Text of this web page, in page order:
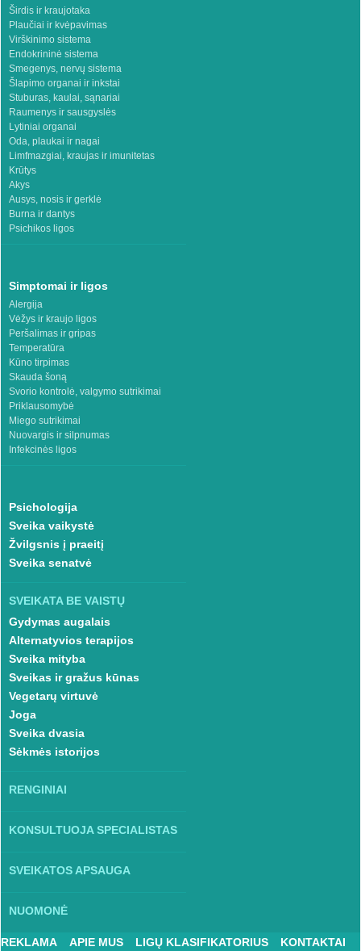
Širdis ir kraujotaka
Plaučiai ir kvėpavimas
Virškinimo sistema
Endokrininė sistema
Smegenys, nervų sistema
Šlapimo organai ir inkstai
Stuburas, kaulai, sąnariai
Raumenys ir sausgyslės
Lytiniai organai
Oda, plaukai ir nagai
Limfmazgiai, kraujas ir imunitetas
Krūtys
Akys
Ausys, nosis ir gerklė
Burna ir dantys
Psichikos ligos
Simptomai ir ligos
Alergija
Vėžys ir kraujo ligos
Peršalimas ir gripas
Temperatūra
Kūno tirpimas
Skauda šoną
Svorio kontrolė, valgymo sutrikimai
Priklausomybė
Miego sutrikimai
Nuovargis ir silpnumas
Infekcinės ligos
Psichologija
Sveika vaikystė
Žvilgsnis į praeitį
Sveika senatvė
SVEIKATA BE VAISTŲ
Gydymas augalais
Alternatyvios terapijos
Sveika mityba
Sveikas ir gražus kūnas
Vegetarų virtuvė
Joga
Sveika dvasia
Sėkmės istorijos
RENGINIAI
KONSULTUOJA SPECIALISTAS
SVEIKATOS APSAUGA
NUOMONĖ
REKLAMA APIE MUS LIGŲ KLASIFIKATORIUS KONTAKTAI